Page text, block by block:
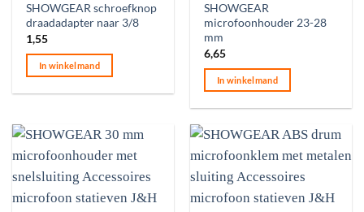
SHOWGEAR schroefknop
draadadapter naar 3/8
1,55
In winkelmand
SHOWGEAR
microfoonhouder 23-28
mm
6,65
In winkelmand